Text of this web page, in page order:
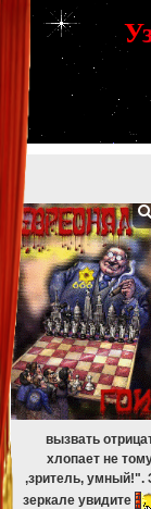
[phpBB Debug] PHP Warning
mysqli_fetch_assoc():
[phpBB Debug] PHP Warning
mysqli_free_result():
[phpBB Debug] PHP Warning
mysqli_fetch_assoc():
[phpBB Debug] PHP Warning
mysqli_free_result():
[phpBB Debug] PHP Warning
mysqli_fetch_assoc():
[phpBB Debug] PHP Warning
mysqli_free_result():
У
вызвать
хлопает не
,зритель, умный!".
зеркале увидите